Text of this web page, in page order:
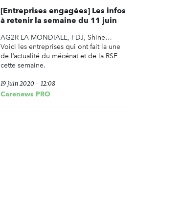
[Entreprises engagées] Les infos
à retenir la semaine du 11 juin
AG2R LA MONDIALE, FDJ, Shine…
Voici les entreprises qui ont fait la une
de l’actualité du mécénat et de la RSE
cette semaine.
19 juin 2020 - 12:08
Carenews PRO